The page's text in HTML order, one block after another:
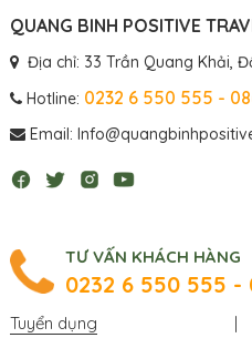
QUANG BINH POSITIVE
Địa chỉ: 33 Trần Quang Khải,
Hotline: 0232 6 550 555 -
Email:
TƯ VẤN KHÁCH HÀNG
0232 6 550 555 -
Tuyển dụng |